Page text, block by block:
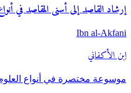
إرشاد القاصد إلى أسنى المقاصد في
Ibn al-Akfani
ابن الأكفاني
موسوعة مختصرة في أنواع العلوم